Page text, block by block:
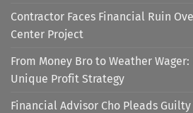
Contractor Faces Financial Ruin
Center Project
From Money Bro to Weather Wager:
Unique Profit Strategy
Financial Advisor Cho Pleads